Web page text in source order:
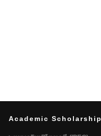
Academic Scholarship